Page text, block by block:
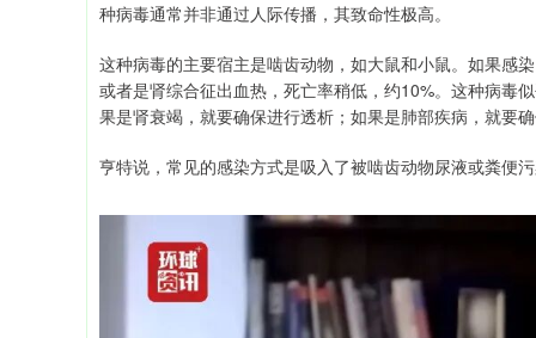
种病毒通常并非通过人际传播，其致命性极高。
这种病毒的主要宿主是啮齿动物，如大鼠和小鼠。如果感
或者是肾综合征出血热，死亡率稍低，约10%。这种病毒
果是肾衰竭，就要确保进行透析；如果是肺部疾病，就要
亨特说，常见的感染方式是吸入了被啮齿动物尿液或粪便